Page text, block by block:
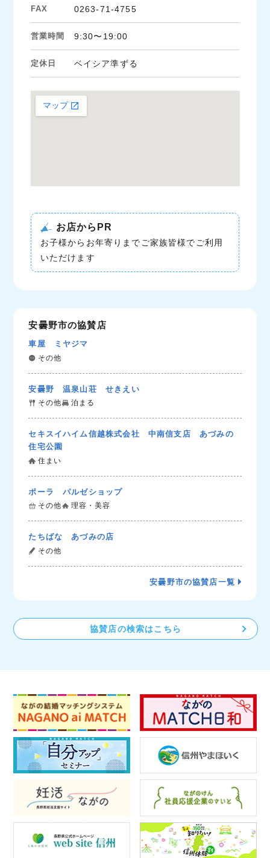
FAX 0263-71-4755
営業時間 9:30〜19:00
定休日 ベイシア準ずる
お店からPR
お子様からお年寄りまでご家族皆様でご利用
いただけます
安曇野市の協賛店
車屋 ミヤジマ
その他
安曇野 温泉山荘 せきえい
その他 泊まる
セキスイハイム信越株式会社 中南信支店 あづみの
住宅公園
住まい
ポーラ パルゼショップ
その他 理容・美容
たちばな あづみの店
その他
安曇野市の協賛店一覧
協賛店の検索はこちら